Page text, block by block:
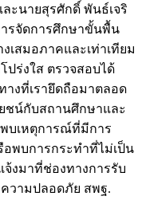
ะนายสุรศักดิ์ พันธ์เจริ
รจัดการศึกษาขั้นพื้น
เสมอภาคและเท่าเทียม
ปร่งใส ตรวจสอบได้
างที่เรายึดถือมาตลอด
ชน์กับสถานศึกษาและ
บเหตุการณ์ที่มีการ
พบการกระทำที่ไม่เป็น
จ้งมาที่ช่องทางการรับ
วามปลอดภัย สพฐ.